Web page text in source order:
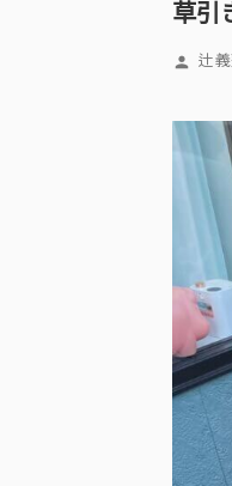
草引
投
辻